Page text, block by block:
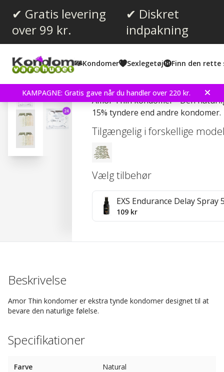
✔ Gratis levering
over 99 kr.
✔ Diskret
indpakning
Kondomer Sexlegetøj Finn den rette
KAMPAGNE: Gratis gave når du handler over 220 kr.
Anmeldelser (5)
Amor Thin 24 stk
Amor Thin kondomer - Den
15% tyndere end andre kondomer.
Tilgængelig i forskellige
Vælg tilbehør
EXS Endurance Delay Spray
109 kr
Beskrivelse
Amor Thin kondomer er ekstra tynde kondomer designet til at
bevare den naturlige følelse.
Specifikationer
Farve Natural